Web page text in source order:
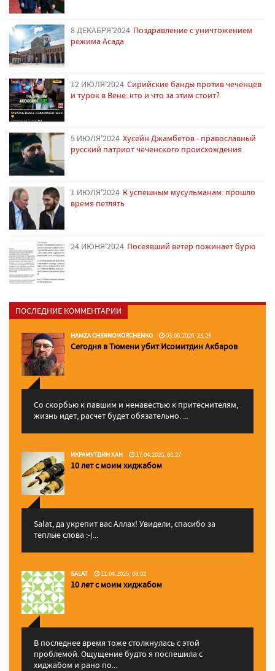
8 ДЕКАБРЯ'2024 Поздравление с уничтожением
режима Асада
12 ИЮЛЯ'2024 Сирийские банды против чеченцев
и турок в Вене: кто и что за этим стоит?
5 ИЮЛЯ'2024 Хусейн Джамбетов - православный
русский патриот чеченского происхождения
1 ИЮЛЯ'2024 К успешным мусульманам: прошло
время петлять
24 ИЮНЯ'2024 Посеявший ветер пожинает бурю
ПОСЛЕДНИЕ КОММЕНТАРИИ
HAMZA CHERNOMORCHENKO 03.06.2026, 23:29
Сегодня в Тюмени убит Исомитдин Акбаров
Со скорбью к павшим и ненавестью к притеснителям,
жизнь идет, расчет будет обязательно. ...
ИКРАМУТДИН ХАН 17.04.2025, 00:27
10 лет с моим хиджабом
Salat, да укрепит вас Аллаx! Увидели, спасибо за
теплые слова :-)...
SALAT 11.04.2025, 09:02
10 лет с моим хиджабом
В последнее время тоже столкнулась с этой
проблемой. Ощущение будто я поспешила с
хиджабом и рано по...